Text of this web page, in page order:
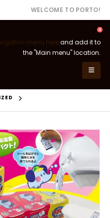
WELCOME TO PORTO!
0
menu hereand add it to
the "Main menu" location.